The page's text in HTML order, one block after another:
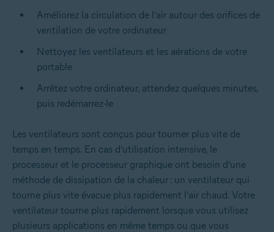
Améliorez la circulation de l’air autour des orifices de
ventilation de votre ordinateur
Nettoyez les ventilateurs et les aérations de votre
portable
Arrêtez votre ordinateur, attendez quelques minutes,
puis redémarrez-le
Les ventilateurs sont conçus pour tourner plus vite de
temps en temps. En cas d’utilisation intensive, le
processeur et le processeur graphique ont besoin d’une
méthode de dissipation de la chaleur : un ventilateur qui
tourne plus vite évacue plus rapidement l’air chaud. Votre
ventilateur tourne plus rapidement lorsque vous utilisez
plusieurs applications en même temps ou que vous